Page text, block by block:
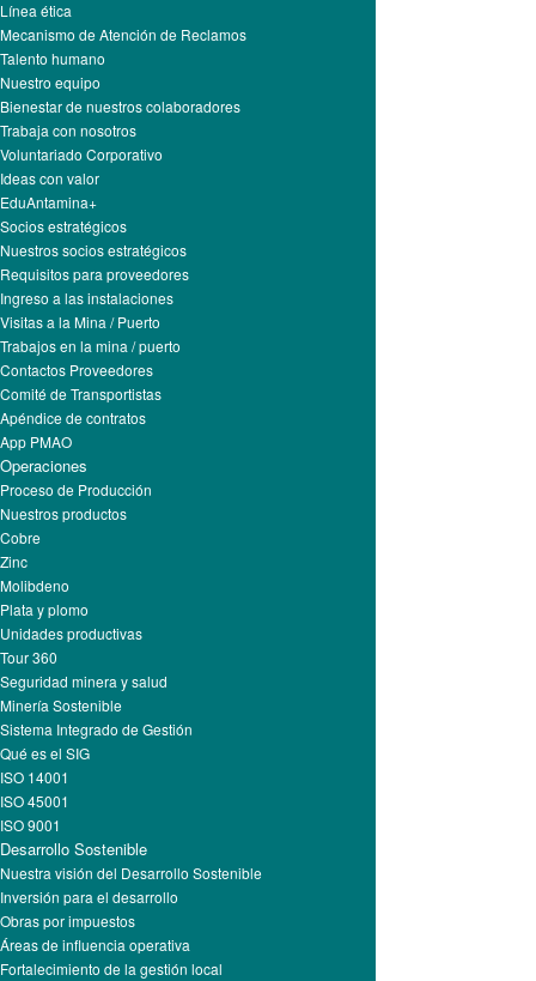
Línea ética
Mecanismo de Atención de Reclamos
Talento humano
Nuestro equipo
Bienestar de nuestros colaboradores
Trabaja con nosotros
Voluntariado Corporativo
Ideas con valor
EduAntamina+
Socios estratégicos
Nuestros socios estratégicos
Requisitos para proveedores
Ingreso a las instalaciones
Visitas a la Mina / Puerto
Trabajos en la mina / puerto
Contactos Proveedores
Comité de Transportistas
Apéndice de contratos
App PMAO
Operaciones
Proceso de Producción
Nuestros productos
Cobre
Zinc
Molibdeno
Plata y plomo
Unidades productivas
Tour 360
Seguridad minera y salud
Minería Sostenible
Sistema Integrado de Gestión
Qué es el SIG
ISO 14001
ISO 45001
ISO 9001
Desarrollo Sostenible
Nuestra visión del Desarrollo Sostenible
Inversión para el desarrollo
Obras por impuestos
Áreas de influencia operativa
Fortalecimiento de la gestión local